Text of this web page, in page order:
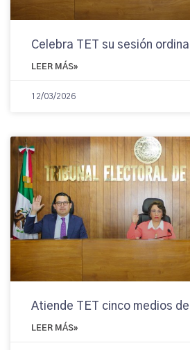
Celebra TET su sesión
LEER MÁS»
12/03/2026
Atiende TET cinco medios
LEER MÁS»